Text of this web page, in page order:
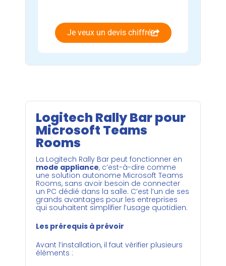
Je veux un devis chiffré
Logitech Rally Bar pour
Microsoft Teams
Rooms
La Logitech Rally Bar peut fonctionner en
mode appliance, c’est-à-dire comme
une solution autonome Microsoft Teams
Rooms, sans avoir besoin de connecter
un PC dédié dans la salle. C’est l’un de ses
grands avantages pour les entreprises
qui souhaitent simplifier l’usage quotidien.
Les prérequis à prévoir
Avant l’installation, il faut vérifier plusieurs
éléments :